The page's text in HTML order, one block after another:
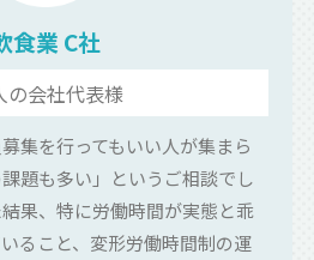
食業 C社
の会社代表様
集を行ってもいい人が集まら
題も多い」というご相談でし
果、特に労働時間が実態と乖
ること、変形労働時間制の運